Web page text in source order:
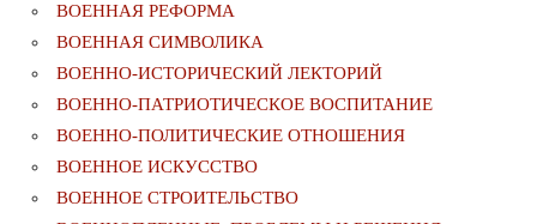
ВОЕННАЯ РЕФОРМА
ВОЕННАЯ СИМВОЛИКА
ВОЕННО-ИСТОРИЧЕСКИЙ ЛЕКТОРИЙ
ВОЕННО-ПАТРИОТИЧЕСКОЕ ВОСПИТАНИЕ
ВОЕННО-ПОЛИТИЧЕСКИE ОТНОШЕНИЯ
ВОЕННОЕ ИСКУССТВО
ВОЕННОЕ СТРОИТЕЛЬСТВО